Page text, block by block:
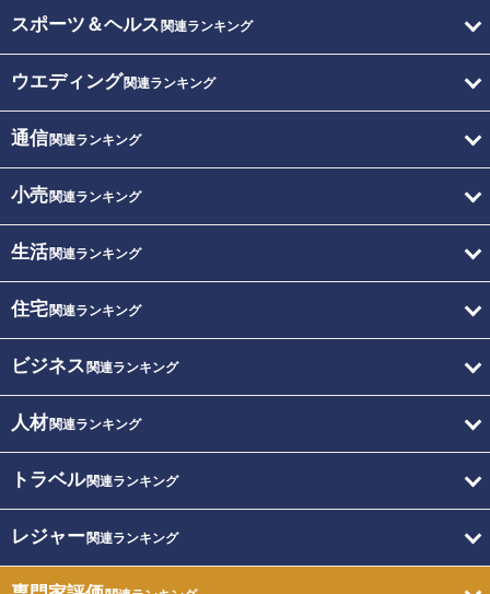
スポーツ＆ヘルス 関連ランキング
ウエディング関連ランキング
通信関連ランキング
小売関連ランキング
生活関連ランキング
住宅関連ランキング
ビジネス 関連ランキング
人材関連ランキング
トラベル関連ランキング
レジャー関連ランキング